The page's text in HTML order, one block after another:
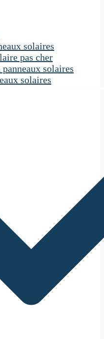
solaires
pas cher
solaires
solaires